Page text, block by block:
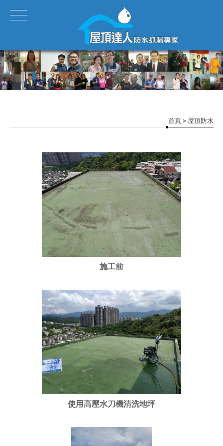
首頁 > 屋頂防水
施工前
使用高壓水刀機清洗地坪